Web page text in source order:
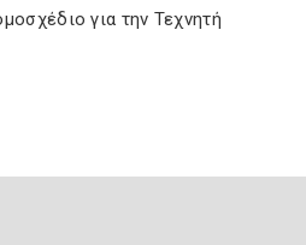
για την Τεχνητή